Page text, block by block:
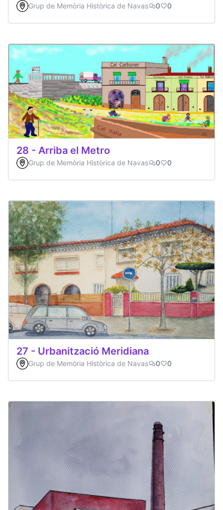
Grup de Memòria Històrica de Navas 0 0
28 - Arriba el Metro
Grup de Memòria Històrica de Navas 0 0
27 - Urbanització Meridiana
Grup de Memòria Històrica de Navas 0 0